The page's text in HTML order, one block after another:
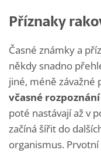
Příznaky
Časné známky a
někdy snadno
jiné, méně závažné
včasné
poté nastávají až v
začíná šířit do
organismus.